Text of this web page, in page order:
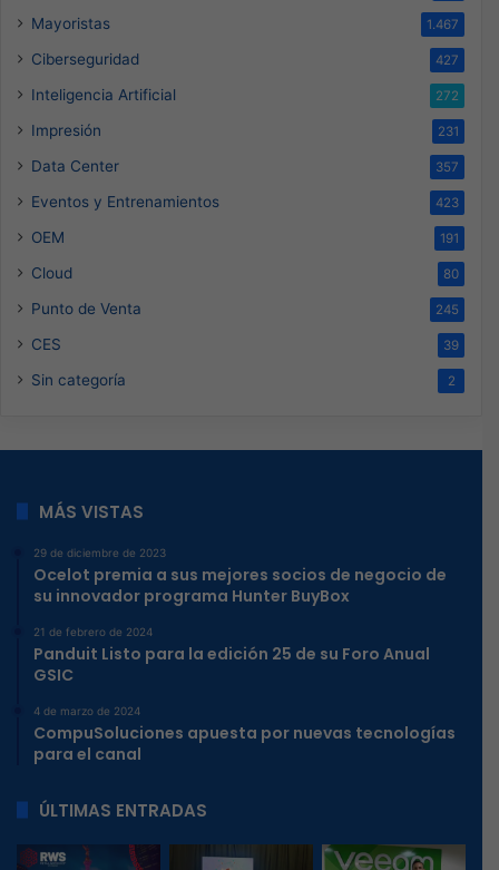
Mayoristas 1.467
Ciberseguridad 427
Inteligencia Artificial 272
Impresión 231
Data Center 357
Eventos y Entrenamientos 423
OEM 191
Cloud 80
Punto de Venta 245
CES 39
Sin categoría 2
MÁS VISTAS
29 de diciembre de 2023
Ocelot premia a sus mejores socios de negocio de
su innovador programa Hunter BuyBox
21 de febrero de 2024
Panduit Listo para la edición 25 de su Foro Anual
GSIC
4 de marzo de 2024
CompuSoluciones apuesta por nuevas tecnologías
para el canal
ÚLTIMAS ENTRADAS